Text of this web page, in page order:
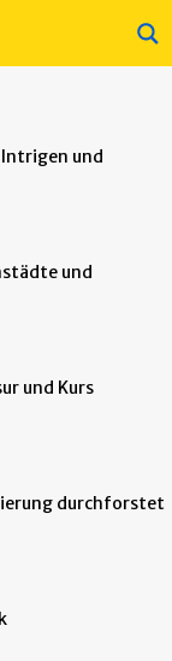
und
und
und Kurs
durchforstet